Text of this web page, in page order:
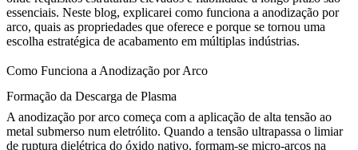
essenciais. Neste blog, explicarei como funciona a anodização por
arco, quais as propriedades que oferece e porque se tornou uma
escolha estratégica de acabamento em múltiplas indústrias.
Como Funciona a Anodização por Arco
Formação da Descarga de Plasma
A anodização por arco começa com a aplicação de alta tensão ao
metal submerso num eletrólito. Quando a tensão ultrapassa o limiar
de ruptura dielétrica do óxido nativo, formam-se micro-arcos na